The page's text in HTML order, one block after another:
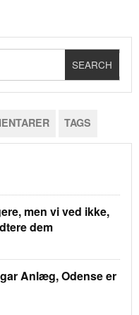
TAGS
men vi ved ikke,
dem
Anlæg, Odense er